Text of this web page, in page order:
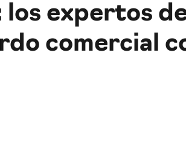
los expertos
comercial